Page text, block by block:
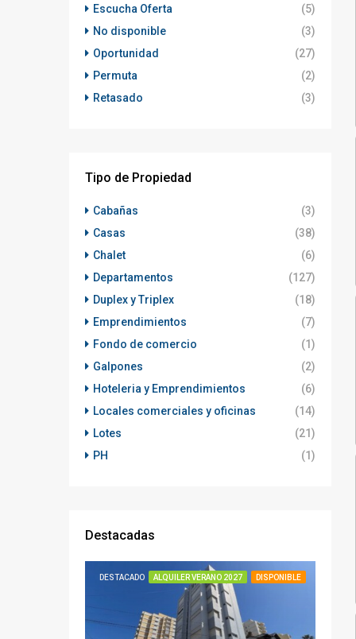
Escucha Oferta
(5)
No disponible
(3)
Oportunidad
(27)
Permuta
(2)
Retasado
(3)
Tipo de Propiedad
Cabañas
(3)
Casas
(38)
Chalet
(6)
Departamentos
(127)
Duplex y Triplex
(18)
Emprendimientos
(7)
Fondo de comercio
(1)
Galpones
(2)
Hoteleria y Emprendimientos
(6)
Locales comerciales y oficinas
(14)
Lotes
(21)
PH
(1)
Destacadas
DESTACADO ALQUILER VERANO 2027 DISPONIBLE